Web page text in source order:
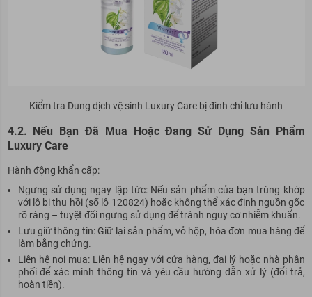
Kiểm tra Dung dịch vệ sinh Luxury Care bị đình chỉ lưu hành
4.2. Nếu Bạn Đã Mua Hoặc Đang Sử Dụng Sản Phẩm
Luxury Care
Hành động khẩn cấp:
Ngưng sử dụng ngay lập tức: Nếu sản phẩm của bạn trùng khớp
với lô bị thu hồi (số lô 120824) hoặc không thể xác định nguồn gốc
rõ ràng – tuyệt đối ngưng sử dụng để tránh nguy cơ nhiễm khuẩn.
Lưu giữ thông tin: Giữ lại sản phẩm, vỏ hộp, hóa đơn mua hàng để
làm bằng chứng.
Liên hệ nơi mua: Liên hệ ngay với cửa hàng, đại lý hoặc nhà phân
phối để xác minh thông tin và yêu cầu hướng dẫn xử lý (đổi trả,
hoàn tiền).